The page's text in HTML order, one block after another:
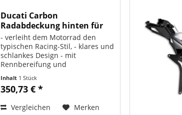
Ducati Carbon
Radabdeckung hinten für
1199...
- verleiht dem Motorrad den
typischen Racing-Stil, - klares und
schlankes Design - mit
Rennbereifung und
ORIGINAL DUCATI PERFORMANCE
Art.-Nr.: 96900312A Passend für:
2015 , 1299...
Inhalt 1 Stück
350,73 € *
Vergleichen Merken